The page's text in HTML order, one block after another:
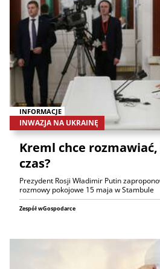
INFORMACJE
INWAZJA NA UKRAINĘ
Kreml chce rozmawiać,
czas?
Prezydent Rosji Władimir Putin
rozmowy pokojowe 15 maja w Stambule
Zespół wGospodarce